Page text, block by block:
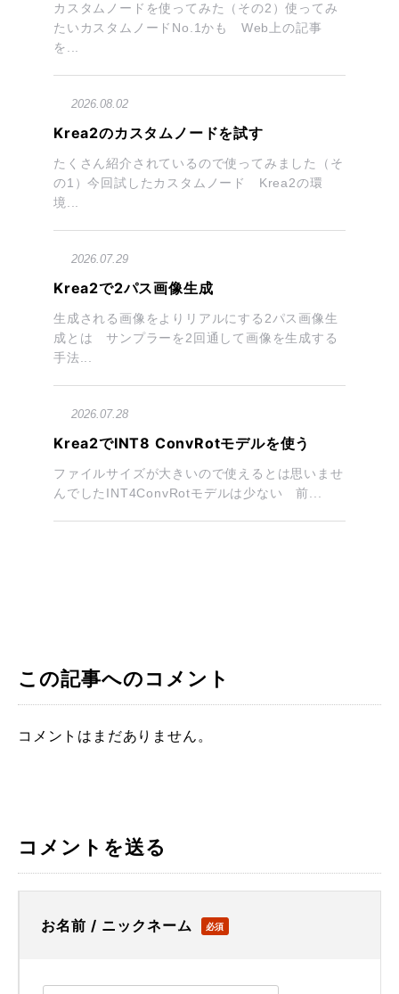
カスタムノードを使ってみた（その2）使ってみ
たいカスタムノードNo.1かも Web上の記事
を...
2026.08.02
Krea2のカスタムノードを試す
たくさん紹介されているので使ってみました（そ
の1）今回試したカスタムノード Krea2の環
境...
2026.07.29
Krea2で2パス画像生成
生成される画像をよりリアルにする2パス画像生
成とは サンプラーを2回通して画像を生成する
手法...
2026.07.28
Krea2でINT8 ConvRotモデルを使う
ファイルサイズが大きいので使えるとは思いませ
んでしたINT4ConvRotモデルは少ない 前...
この記事へのコメント
コメントはまだありません。
コメントを送る
お名前 / ニックネーム 必須